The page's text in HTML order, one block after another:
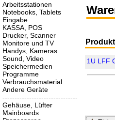
Produkt
1U LFF
Arbeitsstationen
Notebooks, Tablets
Eingabe
KASSA, POS
Drucker, Scanner
Monitore und TV
Handys, Kameras
Sound, Video
Speichermedien
Programme
Verbrauchsmaterial
Andere Geräte
-------------------------------
Gehäuse, Lüfter
Mainboards